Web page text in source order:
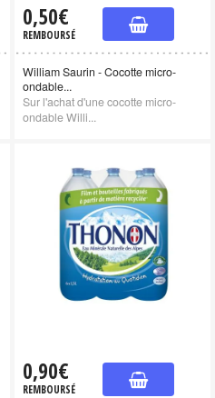
0,50€
REMBOURSÉ
William Saurin - Cocotte micro-
ondable...
Sur l'achat d'une cocotte micro-
ondable Willi...
0,90€
REMBOURSÉ